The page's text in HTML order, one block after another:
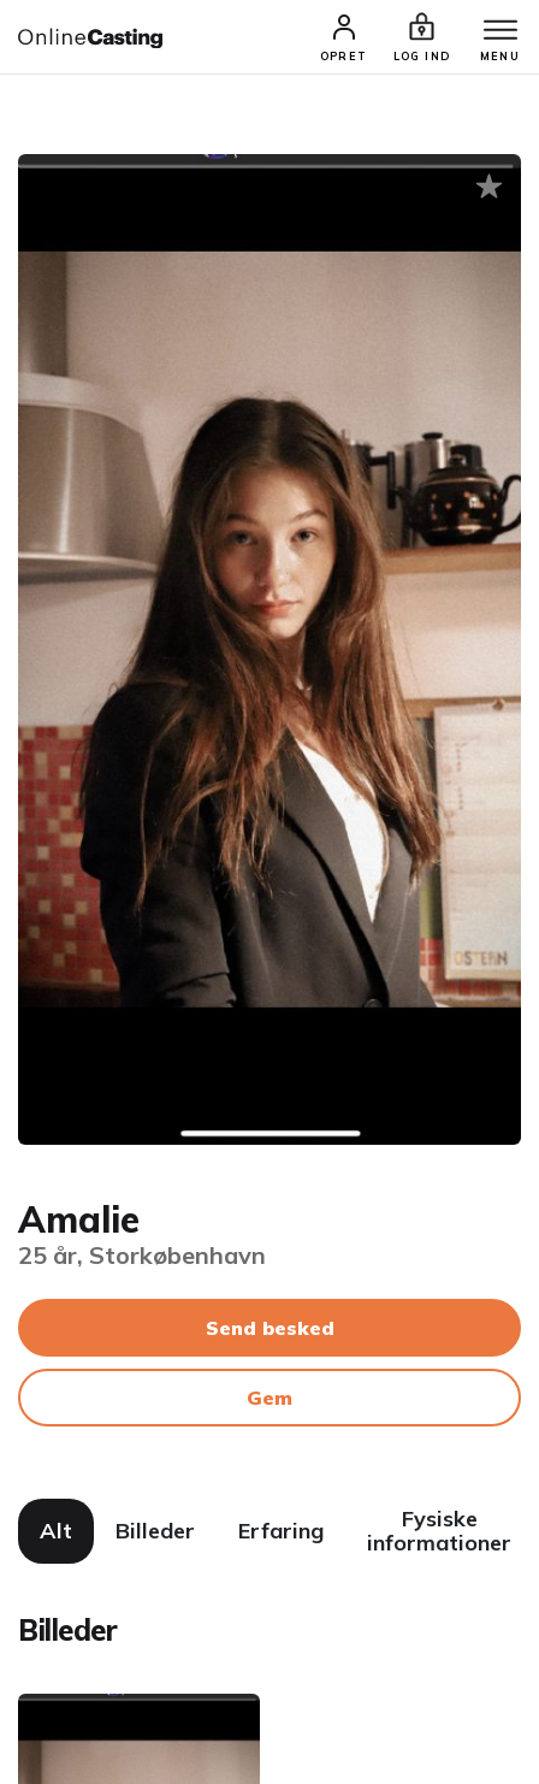
OPRET LOG IND MENU
CASTINGS & JOBS SØG PROFIL
Amalie
25 år, Storkøbenhavn
Send besked
Gem
Alt Billeder Erfaring
Fysiske
informationer
Billeder